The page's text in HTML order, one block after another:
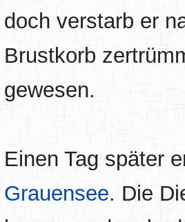
doch verstarb er
Brustkorb
gewesen.
Einen Tag später
Grauensee. Die